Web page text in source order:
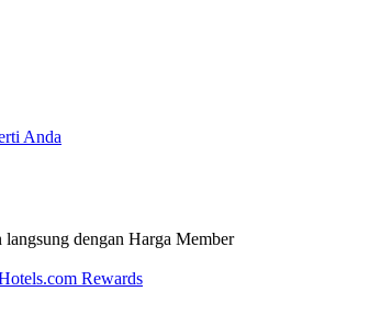
Anda
dengan Harga Member
Rewards